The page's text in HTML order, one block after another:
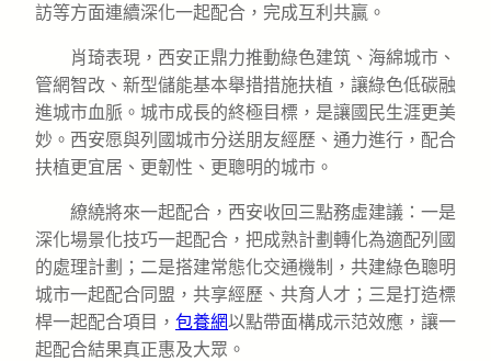
訪等方面連續深化一起配合，完成互利共贏。
肖琦表現，西安正鼎力推動綠色建筑、海綿城市、
管網智改、新型儲能基本舉措措施扶植，讓綠色低碳融
進城市血脈。城市成長的終極目標，是讓國民生涯更美
妙。西安愿與列國城市分送朋友經歷、通力進行，配合
扶植更宜居、更韌性、更聰明的城市。
繚繞將來一起配合，西安收回三點務虛建議：一是
深化場景化技巧一起配合，把成熟計劃轉化為適配列國
的處理計劃；二是搭建常態化交通機制，共建綠色聰明
城市一起配合同盟，共享經歷、共育人才；三是打造標
桿一起配合項目， 包養網以點帶面構成示范效應，讓一
起配合結果真正惠及大眾。